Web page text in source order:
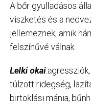
A bőr gyulladásos
viszketés és a
jellemeznek, amik
felszínűvé válnak.
Lelki okai
túlzott ridegség,
birtoklási mánia,